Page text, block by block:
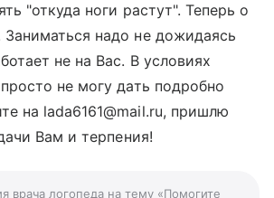
"откуда ноги растут". Теперь о
надо не дожидаясь
не на Вас. В условиях
не могу дать подробно
на lada6161@mail.ru, пришлю
Вам и терпения!
врача логопеда на тему «Помогите